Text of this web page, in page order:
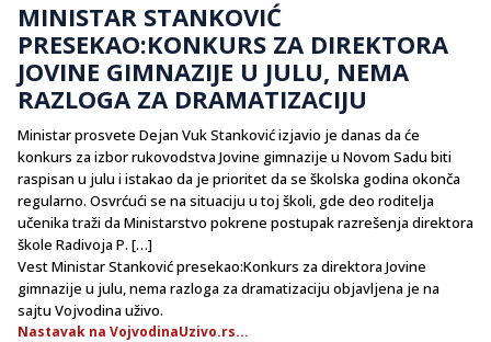
MINISTAR STANKOVIĆ
PRESEKAO:KONKURS ZA DIREKTORA
JOVINE GIMNAZIJE U JULU, NEMA
RAZLOGA ZA DRAMATIZACIJU
Ministar prosvete Dejan Vuk Stanković izjavio je danas da će
konkurs za izbor rukovodstva Jovine gimnazije u Novom Sadu biti
raspisan u julu i istakao da je prioritet da se školska godina okonča
regularno. Osvrćući se na situaciju u toj školi, gde deo roditelja
učenika traži da Ministarstvo pokrene postupak razrešenja direktora
škole Radivoja P. […]
Vest Ministar Stanković presekao:Konkurs za direktora Jovine
gimnazije u julu, nema razloga za dramatizaciju objavljena je na
sajtu Vojvodina uživo.
Nastavak na VojvodinaUzivo.rs...